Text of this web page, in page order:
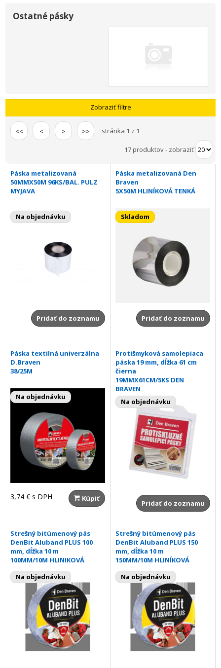
Ostatné pásky
Zobraziť filtre
<< < > >> stránka 1 z 1
17 produktov- zobraziť
Páska metalizovaná
50MMX50M 96KS/BAL. PULZ
MYJAVA
Na objednávku
Pridať do zoznamu
Páska metalizovaná Den
Braven
5X50M HLINÍKOVÁ TENKÁ
Skladom
Pridať do zoznamu
Páska textilná univerzálna
D.Braven
38/25M
Na objednávku
3,74 €s DPH Kúpiť
Protišmyková samolepiaca
páska 19 mm, dĺžka 61 cm
čierna
19MMX61CM/5KS DEN
BRAVEN
Na objednávku
Pridať do zoznamu
Strešný bitúmenový pás
DenBit Aluband PLUS 100
mm, dĺžka 10 m
100MM/10M HLINIKOVÁ
Na objednávku
Strešný bitúmenový pás
DenBit Aluband PLUS 150
mm, dĺžka 10 m
150MM/10M HLINÍKOVÁ
Na objednávku